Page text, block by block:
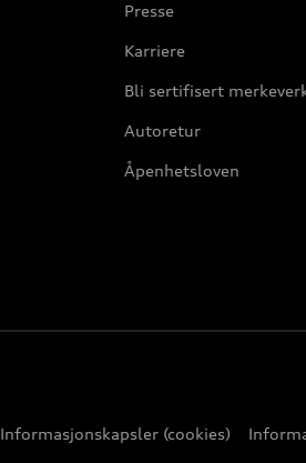
Presse
Karriere
Bli sertifisert
Autoretur
Åpenhetsloven
Informasjonskapsler (cookies)